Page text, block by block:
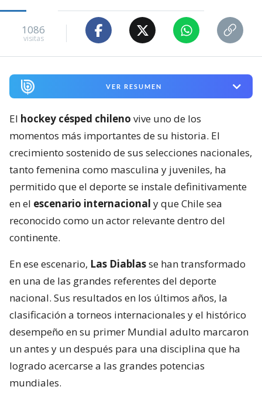
1086
visitas
VER RESUMEN
El hockey césped chileno vive uno de los
momentos más importantes de su historia. El
crecimiento sostenido de sus selecciones nacionales,
tanto femenina como masculina y juveniles, ha
permitido que el deporte se instale definitivamente
en el escenario internacional y que Chile sea
reconocido como un actor relevante dentro del
continente.
En ese escenario, Las Diablasse han transformado
en una de las grandes referentes del deporte
nacional. Sus resultados en los últimos años, la
clasificación a torneos internacionales y el histórico
desempeño en su primer Mundial adulto marcaron
un antes y un después para una disciplina que ha
logrado acercarse a las grandes potencias
mundiales.